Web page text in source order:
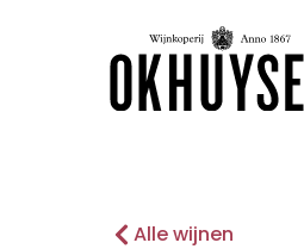
Alle wijnen